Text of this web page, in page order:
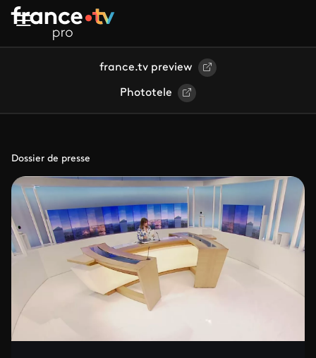
Aller au contenu principal
france.tv preview
Phototele
Dossier de presse